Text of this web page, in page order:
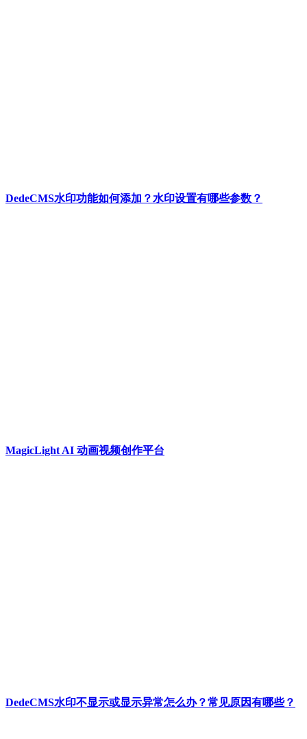
DedeCMS水印功能如何添加？水印设置有哪些参数？
MagicLight AI 动画视频创作平台
DedeCMS水印不显示或显示异常怎么办？常见原因有哪些？